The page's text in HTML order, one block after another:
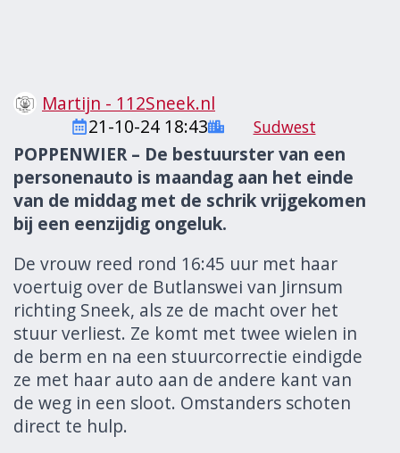
Martijn - 112Sneek.nl
21-10-24 18:43
Sudwest
POPPENWIER – De bestuurster van een
personenauto is maandag aan het einde
van de middag met de schrik vrijgekomen
bij een eenzijdig ongeluk.
De vrouw reed rond 16:45 uur met haar
voertuig over de Butlanswei van Jirnsum
richting Sneek, als ze de macht over het
stuur verliest. Ze komt met twee wielen in
de berm en na een stuurcorrectie eindigde
ze met haar auto aan de andere kant van
de weg in een sloot. Omstanders schoten
direct te hulp.